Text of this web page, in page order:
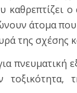
άτομα
της σχέσης
πνευματική